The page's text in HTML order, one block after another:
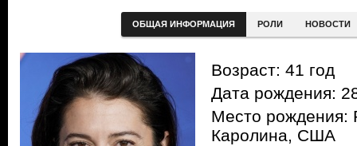
ОБЩАЯ ИНФОРМАЦИЯ РОЛИ НОВОСТИ
Возраст: 41 год
Дата рождения:
Место рождения:
Каролина, США